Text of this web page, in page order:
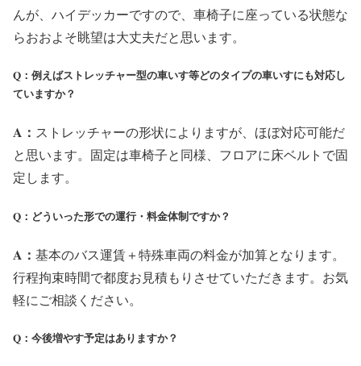
んが、ハイデッカーですので、車椅子に座っている状態な
らおおよそ眺望は大丈夫だと思います。
Q：例えばストレッチャー型の⾞いす等どのタイプの⾞いすにも対応し
ていますか？
A： ストレッチャーの形状によりますが、ほぼ対応可能だ
と思います。固定は車椅子と同様、フロアに床ベルトで固
定します。
Q：どういった形での運⾏・料⾦体制ですか？
A： 基本のバス運賃＋特殊車両の料金が加算となります。
行程拘束時間で都度お見積もりさせていただきます。お気
軽にご相談ください。
Q：今後増やす予定はありますか？